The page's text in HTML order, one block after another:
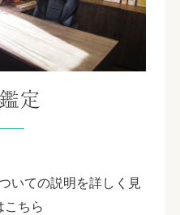
定
いての説明を詳しく見
こちら